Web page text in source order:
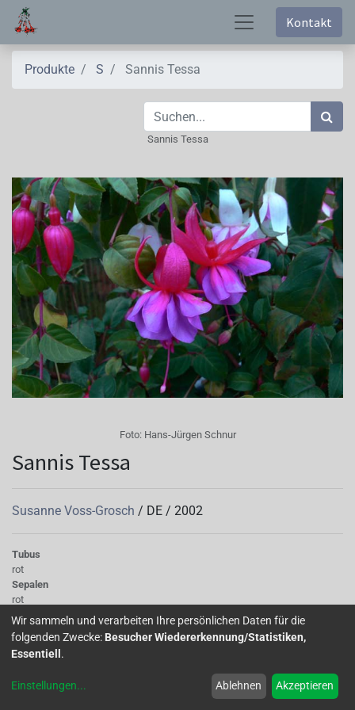
Kontakt
Produkte S Sannis Tessa
Sannis Tessa
Foto: Hans-Jürgen Schnur
Sannis Tessa
Susanne Voss-Grosch / DE / 2002
Tubus
rot
Sepalen
rot
Korolle/Petalen
violettblau mit rosefarbener Musterung am Petalengrund.
Knospe/Blüte
halb gefüllt, mittelgross
dunkelgrün
Wir sammeln und verarbeiten Ihre persönlichen Daten für die
folgenden Zwecke: Besucher Wiedererkennung/Statistiken,
Essentiell .
Einstellungen... Ablehnen Akzeptieren